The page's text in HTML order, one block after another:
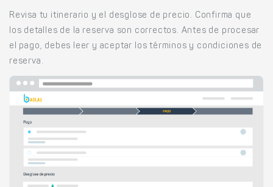
Revisa tu itinerario y el desglose de precio. Confirma que
los detalles de la reserva son correctos. Antes de procesar
el pago, debes leer y aceptar los términos y condiciones de
reserva.